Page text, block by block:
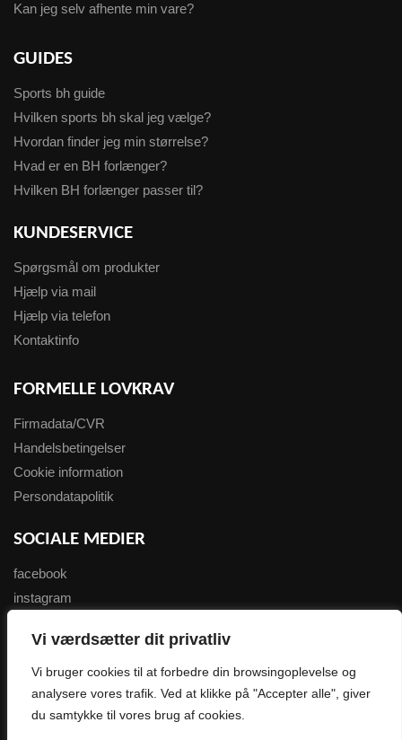
Vi værdsætter dit privatliv
Vi bruger cookies til at forbedre din browsingoplevelse og
analysere vores trafik. Ved at klikke på "Accepter alle", giver
du samtykke til vores brug af cookies.
Kan jeg selv afhente min vare?
GUIDES
Sports bh guide
Hvilken sports bh skal jeg vælge?
Hvordan finder jeg min størrelse?
Hvad er en BH forlænger?
Hvilken BH forlænger passer til?
KUNDESERVICE
Spørgsmål om produkter
Hjælp via mail
Hjælp via telefon
Kontaktinfo
FORMELLE LOVKRAV
Firmadata/CVR
Handelsbetingelser
Cookie information
Persondatapolitik
SOCIALE MEDIER
facebook
instagram
NYHEDSBREV